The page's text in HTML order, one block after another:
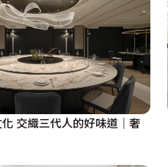
交織三代人的好味道｜奢